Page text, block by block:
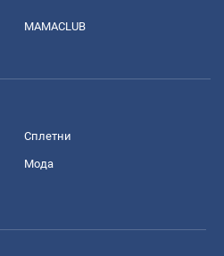
MAMACLUB
Сплетни
Мода